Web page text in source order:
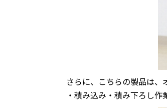
さらに、こちらの製品は、
・積み込み・積み下ろし